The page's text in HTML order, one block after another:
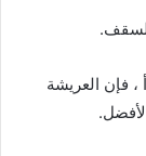
فإن العريشة